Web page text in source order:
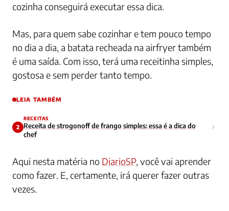
cozinha conseguirá executar essa dica.
Mas, para quem sabe cozinhar e tem pouco tempo
no dia a dia, a batata recheada na airfryer também
é uma saída. Com isso, terá uma receitinha simples,
gostosa e sem perder tanto tempo.
LEIA TAMBÉM
2
RECEITAS
Receita de strogonoff de frango simples: essa é a dica do
chef
Aqui nesta matéria no DiarioSP, você vai aprender
como fazer. E, certamente, irá querer fazer outras
vezes.